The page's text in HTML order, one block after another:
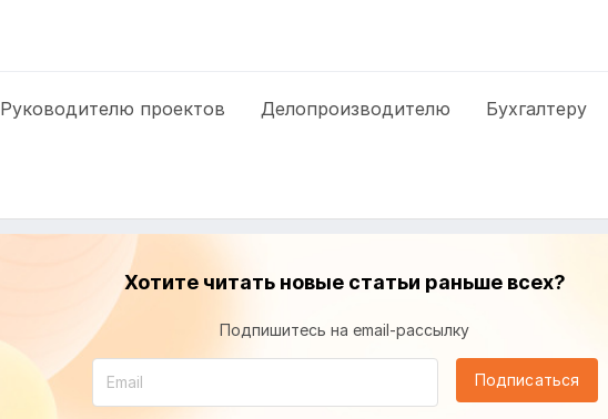
Руководителю проектов Делопроизводителю Бухгалтеру
Хотите читать новые статьи раньше всех?
Подпишитесь на email-рассылку
Подписаться